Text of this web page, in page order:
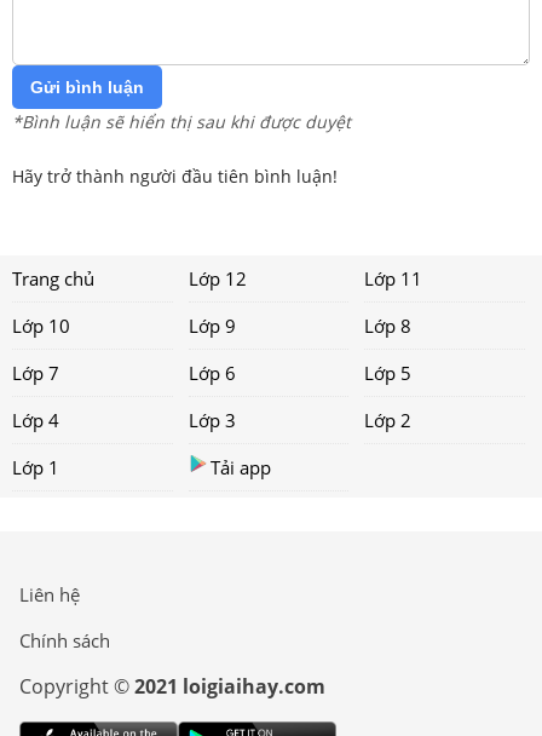
Gửi bình luận
*Bình luận sẽ hiển thị sau khi được duyệt
Hãy trở thành người đầu tiên bình luận!
Trang chủ Lớp 12
Lớp 11
Lớp 10
Lớp 9
Lớp 8
Lớp 7
Lớp 6
Lớp 5
Lớp 4
Lớp 3
Lớp 2
Lớp 1
Tải app
Liên hệ
Chính sách
Copyright ©2021 loigiaihay.com